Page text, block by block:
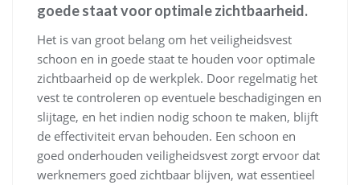
goede staat voor optimale zichtbaarheid.
Het is van groot belang om het veiligheidsvest
schoon en in goede staat te houden voor optimale
zichtbaarheid op de werkplek. Door regelmatig het
vest te controleren op eventuele beschadigingen en
slijtage, en het indien nodig schoon te maken, blijft
de effectiviteit ervan behouden. Een schoon en
goed onderhouden veiligheidsvest zorgt ervoor dat
werknemers goed zichtbaar blijven, wat essentieel